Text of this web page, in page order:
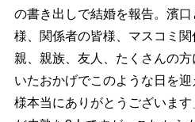
の書き出しで結婚を報告。濱
様、関係者の皆様、マスコミ
親、親族、友人、たくさんの
いたおかげでこのような日を
様本当にありがとうございま